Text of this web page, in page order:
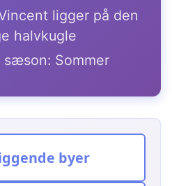
ligger på den
halvkugle
Sommer
byer